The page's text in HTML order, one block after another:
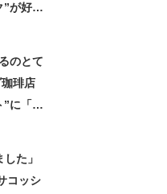
”が好
のとて
琲店
”に「ペ
した」
コッシ